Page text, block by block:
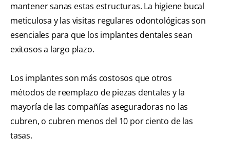
mantener sanas estas estructuras. La higiene bucal
meticulosa y las visitas regulares odontológicas son
esenciales para que los implantes dentales sean
exitosos a largo plazo.
Los implantes son más costosos que otros
métodos de reemplazo de piezas dentales y la
mayoría de las compañías aseguradoras no las
cubren, o cubren menos del 10 por ciento de las
tasas.